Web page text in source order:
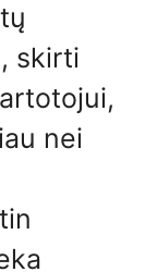
skirti
nei